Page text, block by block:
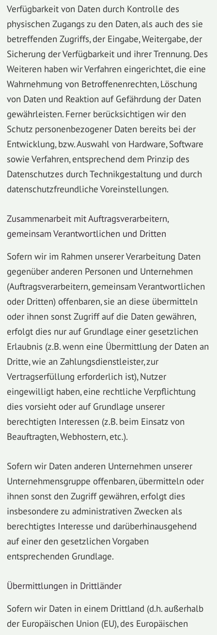
Verfügbarkeit von Daten durch Kontrolle des
physischen Zugangs zu den Daten, als auch des sie
betreffenden Zugriffs, der Eingabe, Weitergabe, der
Sicherung der Verfügbarkeit und ihrer Trennung. Des
Weiteren haben wir Verfahren eingerichtet, die eine
Wahrnehmung von Betroffenenrechten, Löschung
von Daten und Reaktion auf Gefährdung der Daten
gewährleisten. Ferner berücksichtigen wir den
Schutz personenbezogener Daten bereits bei der
Entwicklung, bzw. Auswahl von Hardware, Software
sowie Verfahren, entsprechend dem Prinzip des
Datenschutzes durch Technikgestaltung und durch
datenschutzfreundliche Voreinstellungen.
Zusammenarbeit mit Auftragsverarbeitern,
gemeinsam Verantwortlichen und Dritten
Sofern wir im Rahmen unserer Verarbeitung Daten
gegenüber anderen Personen und Unternehmen
(Auftragsverarbeitern, gemeinsam Verantwortlichen
oder Dritten) offenbaren, sie an diese übermitteln
oder ihnen sonst Zugriff auf die Daten gewähren,
erfolgt dies nur auf Grundlage einer gesetzlichen
Erlaubnis (z.B. wenn eine Übermittlung der Daten an
Dritte, wie an Zahlungsdienstleister, zur
Vertragserfüllung erforderlich ist), Nutzer
eingewilligt haben, eine rechtliche Verpflichtung
dies vorsieht oder auf Grundlage unserer
berechtigten Interessen (z.B. beim Einsatz von
Beauftragten, Webhostern, etc.).
Sofern wir Daten anderen Unternehmen unserer
Unternehmensgruppe offenbaren, übermitteln oder
ihnen sonst den Zugriff gewähren, erfolgt dies
insbesondere zu administrativen Zwecken als
berechtigtes Interesse und darüberhinausgehend
auf einer den gesetzlichen Vorgaben
entsprechenden Grundlage.
Übermittlungen in Drittländer
Sofern wir Daten in einem Drittland (d.h. außerhalb
der Europäischen Union (EU), des Europäischen